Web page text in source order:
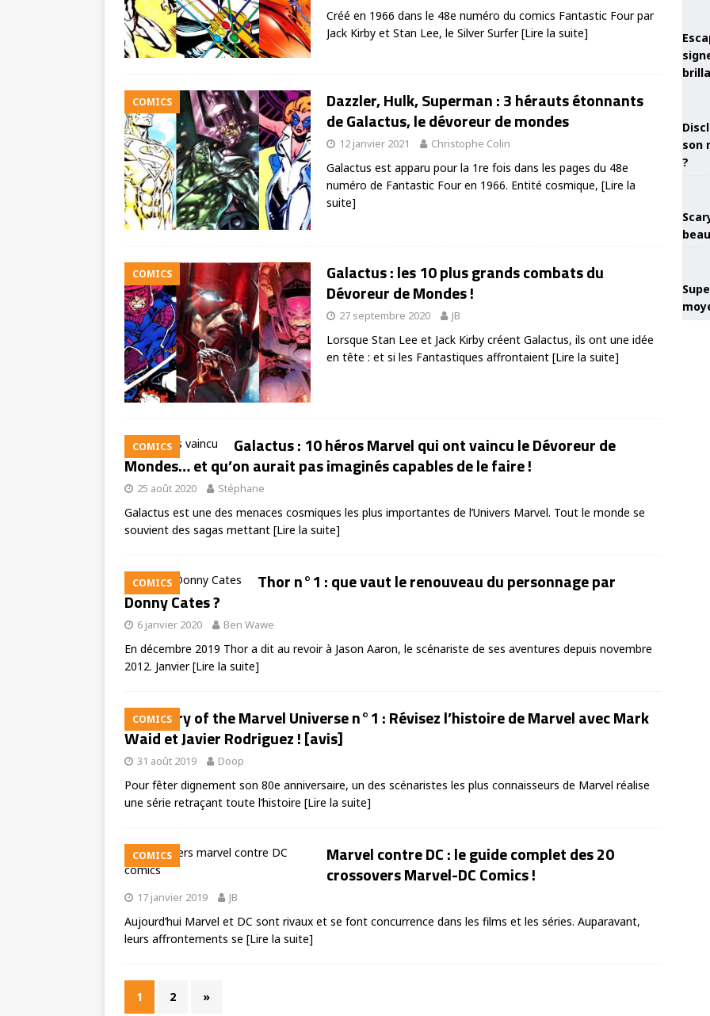
Créé en 1966 dans le 48e numéro du comics Fantastic Four par
Jack Kirby et Stan Lee, le Silver Surfer[Lire la suite]
COMICS
Dazzler, Hulk, Superman : 3 hérauts étonnants
de Galactus, le dévoreur de mondes
12 janvier 2021 Christophe Colin
Galactus est apparu pour la 1re fois dans les pages du 48e
numéro de Fantastic Four en 1966. Entité cosmique, [Lire la
suite]
COMICS
Galactus : les 10 plus grands combats du
Dévoreur de Mondes !
27 septembre 2020 JB
Lorsque Stan Lee et Jack Kirby créent Galactus, ils ont une idée
en tête : et si les Fantastiques affrontaient [Lire la suite]
COMICS
Galactus : 10 héros Marvel qui ont vaincu le Dévoreur de
Mondes… et qu’on aurait pas imaginés capables de le faire !
25 août 2020 Stéphane
Galactus est une des menaces cosmiques les plus importantes de l’Univers Marvel. Tout le monde se
souvient des sagas mettant [Lire la suite]
COMICS
Thor n°1 : que vaut le renouveau du personnage par
Donny Cates ?
6 janvier 2020 Ben Wawe
En décembre 2019 Thor a dit au revoir à Jason Aaron, le scénariste de ses aventures depuis novembre
2012. Janvier[Lire la suite]
COMICS
History of the Marvel Universe n°1 : Révisez l’histoire de Marvel avec Mark
Waid et Javier Rodriguez ! [avis]
31 août 2019 Doop
Pour fêter dignement son 80e anniversaire, un des scénaristes les plus connaisseurs de Marvel réalise
une série retraçant toute l’histoire [Lire la suite]
COMICS
Marvel contre DC : le guide complet des 20
crossovers Marvel-DC Comics !
17 janvier 2019 JB
Aujourd’hui Marvel et DC sont rivaux et se font concurrence dans les films et les séries. Auparavant,
leurs affrontements se [Lire la suite]
1 2 »
son
?